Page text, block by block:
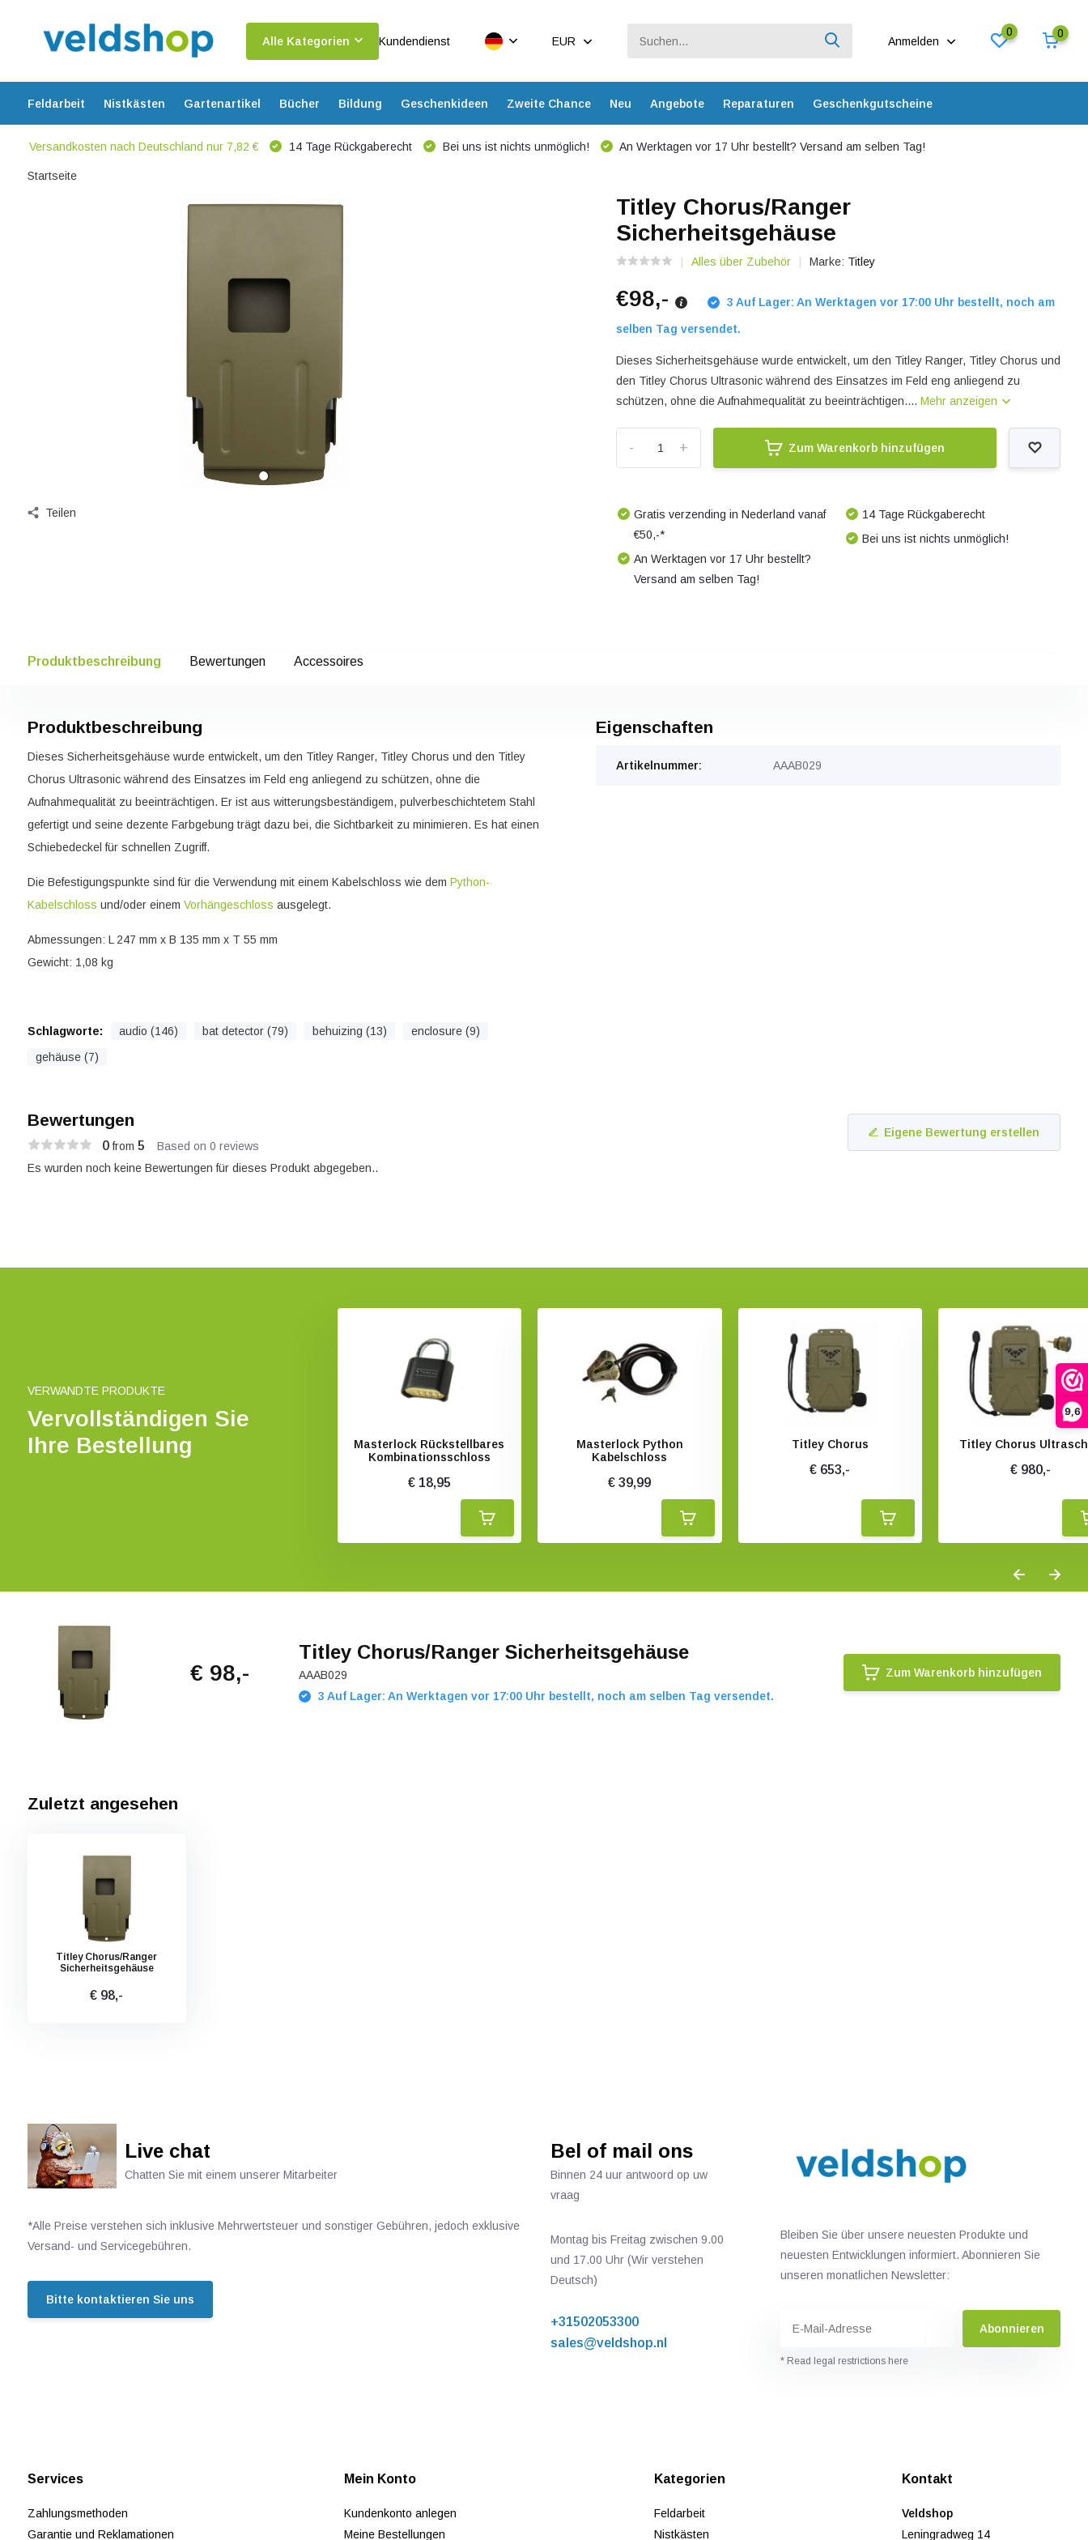
9,6
Alle Kategorien Kundendienst EUR Anmelden
0 0
Feldarbeit Nistkästen Gartenartikel Bücher Bildung Geschenkideen Zweite Chance Neu Angebote Reparaturen Geschenkgutscheine
Versandkosten nach Deutschland nur 7,82 € 14 Tage Rückgaberecht Bei uns ist nichts unmöglich! An Werktagen vor 17 Uhr bestellt? Versand am selben Tag!
Startseite
Teilen
Titley Chorus/Ranger
Sicherheitsgehäuse
Alles über Zubehör Marke: Titley
€98,- 3 Auf Lager: An Werktagen vor 17:00 Uhr bestellt, noch am
selben Tag versendet.
Dieses Sicherheitsgehäuse wurde entwickelt, um den Titley Ranger, Titley Chorus und
den Titley Chorus Ultrasonic während des Einsatzes im Feld eng anliegend zu
schützen, ohne die Aufnahmequalität zu beeinträchtigen....Mehr anzeigen
+
- Zum Warenkorb hinzufügen
Gratis verzending in Nederland vanaf
€50,-*
An Werktagen vor 17 Uhr bestellt?
Versand am selben Tag!
14 Tage Rückgaberecht
Bei uns ist nichts unmöglich!
Produktbeschreibung Bewertungen Accessoires
Produktbeschreibung
Dieses Sicherheitsgehäuse wurde entwickelt, um den Titley Ranger, Titley Chorus und den Titley
Chorus Ultrasonic während des Einsatzes im Feld eng anliegend zu schützen, ohne die
Aufnahmequalität zu beeinträchtigen. Er ist aus witterungsbeständigem, pulverbeschichtetem Stahl
gefertigt und seine dezente Farbgebung trägt dazu bei, die Sichtbarkeit zu minimieren. Es hat einen
Schiebedeckel für schnellen Zugriff.
Die Befestigungspunkte sind für die Verwendung mit einem Kabelschloss wie dem Python-
Kabelschloss und/oder einem Vorhängeschloss ausgelegt.
Abmessungen: L 247 mm x B 135 mm x T 55 mm
Gewicht: 1,08 kg
Schlagworte: audio (146) bat detector (79) behuizing (13)
enclosure (9)
gehäuse (7)
Eigenschaften
Artikelnummer: AAAB029
Bewertungen
0from 5 Based on 0 reviews
Eigene Bewertung erstellen
Es wurden noch keine Bewertungen für dieses Produkt abgegeben..
VERWANDTE PRODUKTE
Vervollständigen Sie
Ihre Bestellung
Masterlock Rückstellbares
Kombinationsschloss
€ 18,95
Masterlock Python
Kabelschloss
€ 39,99
Titley Chorus
€ 653,-
Titley Chorus
€ 980,-
€ 98,-
Titley Chorus/Ranger Sicherheitsgehäuse
AAAB029
3 Auf Lager: An Werktagen vor 17:00 Uhr bestellt, noch am selben Tag versendet.
Zum Warenkorb hinzufügen
Zuletzt angesehen
Titley Chorus/Ranger
Sicherheitsgehäuse
€ 98,-
Live chat
Chatten Sie mit einem unserer Mitarbeiter
*Alle Preise verstehen sich inklusive Mehrwertsteuer und sonstiger Gebühren, jedoch exklusive
Versand- und Servicegebühren.
Bitte kontaktieren Sie uns
Bel of mail ons
Binnen 24 uur antwoord op uw
vraag
Montag bis Freitag zwischen 9.00
und 17.00 Uhr (Wir verstehen
Deutsch)
+31502053300
sales@veldshop.nl
Bleiben Sie über unsere neuesten Produkte und
neuesten Entwicklungen informiert. Abonnieren Sie
unseren monatlichen Newsletter:
Abonnieren
* Read legal restrictions here
Services
Zahlungsmethoden
Garantie und Reklamationen
Mein Konto
Kundenkonto anlegen
Meine Bestellungen
Kategorien
Feldarbeit
Nistkästen
Kontakt
Veldshop
Leningradweg 14